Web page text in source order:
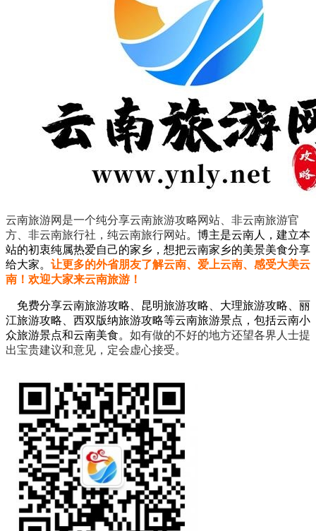
云南旅游网是一个纯分享云南旅游攻略网站、非云南旅游官
方、非云南旅行社，纯云南旅行网站。 博主是云南人，建立本
站的初衷纯属热爱自己的家乡，想把云南家乡的美景美食分享
给大家。 让更多的外省朋友了解云南、爱上云南、感受大美云
南！欢迎大家来云南旅游！
免费分享云南旅游攻略、昆明旅游攻略、大理旅游攻略、丽
江旅游攻略、西双版纳旅游攻略等云南旅游景点，包括云南小
众旅游景点和云南美食。 如有做的不好的地方还望各界人士提
出宝贵建议和意见，定会虚心接受。